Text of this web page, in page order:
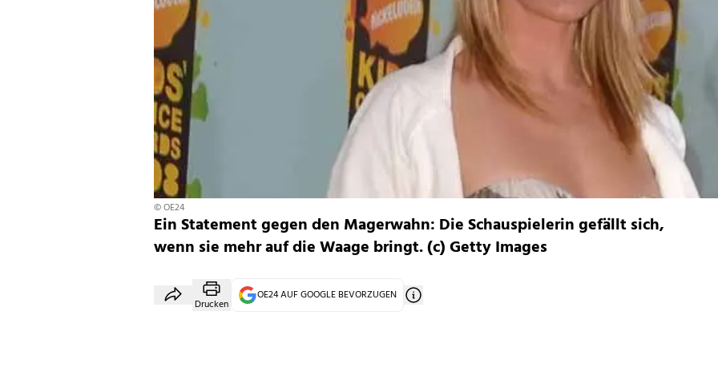
© OE24
Ein Statement gegen den Magerwahn: Die Schauspielerin gefällt sich,
wenn sie mehr auf die Waage bringt. (c) Getty Images
Drucken
OE24 AUF GOOGLE BEVORZUGEN